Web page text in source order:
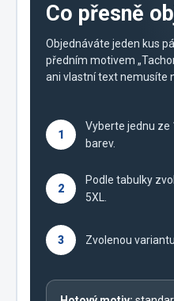
Co přesně
Objednáváte jeden kus
předním motivem
ani vlastní text nemusíte
1
Vyberte jednu ze
barev.
2
Podle tabulky
5XL.
3 Zvolenou